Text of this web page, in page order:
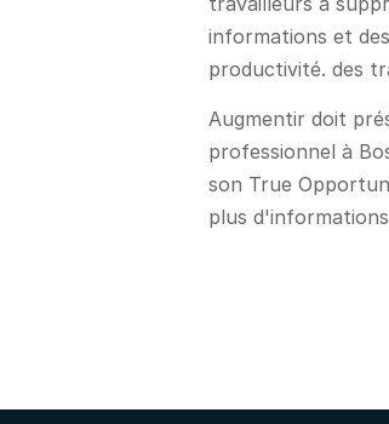
informations et
productivité. des
Augmentir doit
professionnel à
son True
plus